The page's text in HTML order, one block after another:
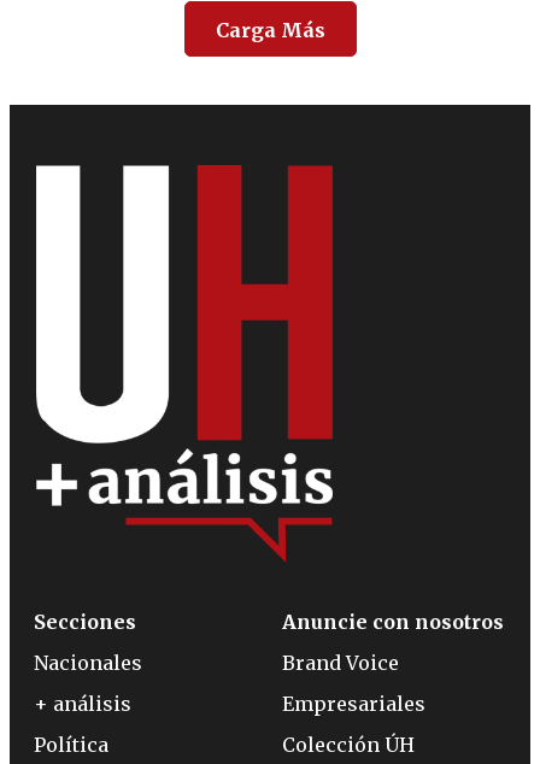
Carga Más
Secciones
Nacionales
+ análisis
Política
Anuncie con nosotros
Brand Voice
Empresariales
Colección ÚH